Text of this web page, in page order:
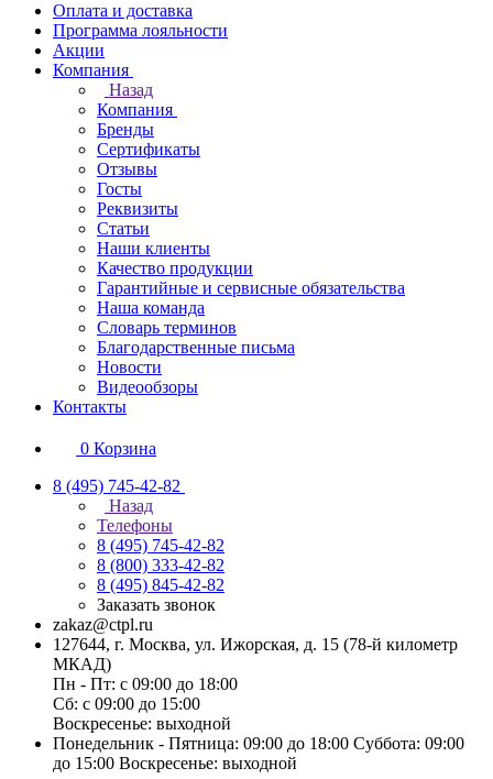
Оплата и доставка
Программа лояльности
Акции
Компания
Назад
Компания
Бренды
Сертификаты
Отзывы
Госты
Реквизиты
Статьи
Наши клиенты
Качество продукции
Гарантийные и сервисные обязательства
Наша команда
Словарь терминов
Благодарственные письма
Новости
Видеообзоры
Контакты
0 Корзина
8 (495) 745-42-82
Назад
Телефоны
8 (495) 745-42-82
8 (800) 333-42-82
8 (495) 845-42-82
Заказать звонок
zakaz@ctpl.ru
127644, г. Москва, ул. Ижорская, д. 15 (78-й километр
МКАД)
Пн - Пт: с 09:00 до 18:00
Сб: с 09:00 до 15:00
Воскресенье: выходной
Понедельник - Пятница: 09:00 до 18:00 Суббота: 09:00
до 15:00 Воскресенье: выходной